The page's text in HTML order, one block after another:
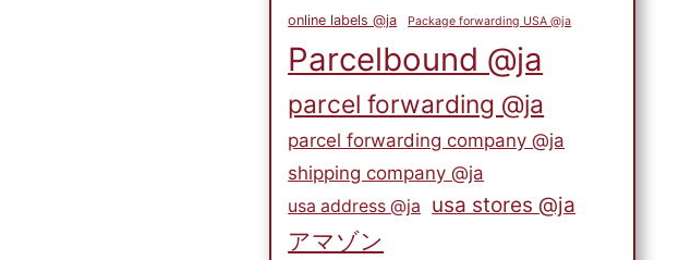
online labels @ja Package forwarding USA @ja
Parcelbound @ja
parcel forwarding @ja
parcel forwarding company @ja
shipping company @ja
usa address @ja usa stores @ja
アマゾン